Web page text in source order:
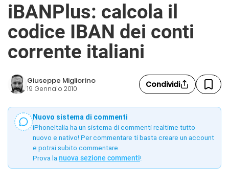
iBANPlus: calcola il
codice IBAN dei conti
corrente italiani
Giuseppe Migliorino
19 Gennaio 2010 Condividi
Nuovo sistema di commenti
iPhoneItalia ha un sistema di commenti realtime tutto
nuovo e nativo! Per commentare ti basta creare un account
e potrai subito commentare.
Prova la nuova sezione commenti!